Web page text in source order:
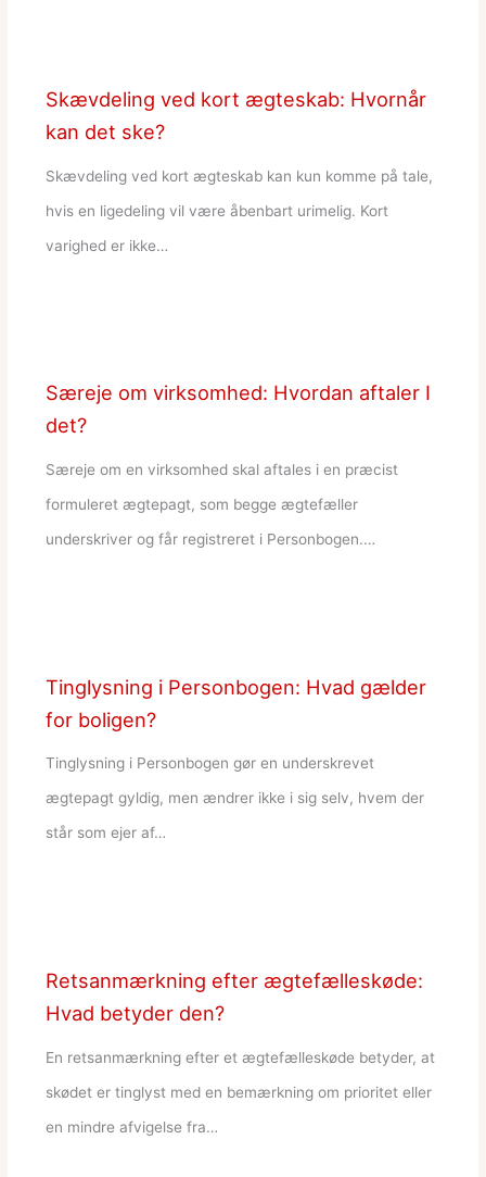
Skævdeling ved kort ægteskab: Hvornår
kan det ske?
Skævdeling ved kort ægteskab kan kun komme på tale,
hvis en ligedeling vil være åbenbart urimelig. Kort
varighed er ikke…
Særeje om virksomhed: Hvordan aftaler I
det?
Særeje om en virksomhed skal aftales i en præcist
formuleret ægtepagt, som begge ægtefæller
underskriver og får registreret i Personbogen.…
Tinglysning i Personbogen: Hvad gælder
for boligen?
Tinglysning i Personbogen gør en underskrevet
ægtepagt gyldig, men ændrer ikke i sig selv, hvem der
står som ejer af…
Retsanmærkning efter ægtefælleskøde:
Hvad betyder den?
En retsanmærkning efter et ægtefælleskøde betyder, at
skødet er tinglyst med en bemærkning om prioritet eller
en mindre afvigelse fra…